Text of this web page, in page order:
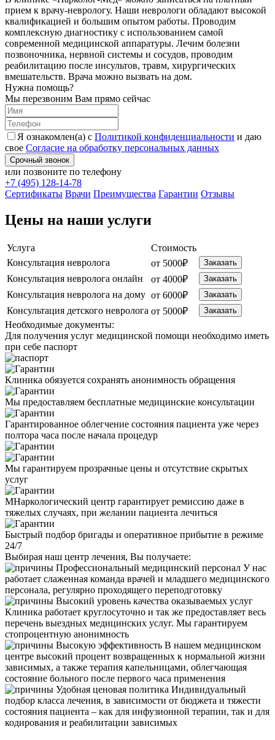
прием к врачу-неврологу. Наши неврологи обладают высокой
квалификацией и большим опытом работы. Проводим
комплексную диагностику с использованием самой
современной медицинской аппаратуры. Лечим болезни
позвоночника, нервной системы и сосудов, проводим
реабилитацию после инсультов, травм, хирургических
вмешательств. Врача можно вызвать на дом.
Нужна помощь?
Мы перезвоним Вам прямо сейчас
Я ознакомлен(а) с Политикой конфиденциальности и даю
свое Согласие на обработку персональных данных
Срочный звонок
или позвоните по телефону
+7 (495) 128-14-78
Cертификаты Врачи Преимущества Гарантии Отзывы
Цены на наши услуги
Услуга
Стоимость
Консультация невролога
от 5000₽ Заказать
Консультация невролога онлайн от 4000₽ Заказать
Консультация невролога на дому от 6000₽ Заказать
Консультация детского невролога от 5000₽ Заказать
Необходимые документы:
Для получения услуг медицинской помощи необходимо иметь
при себе паспорт
Клиника обязуется сохранять анонимность обращения
Мы предоставляем бесплатные медицинские консультации
Гарантированное облегчение состояния пациента уже через
полтора часа после начала процедур
Мы гарантируем прозрачные цены и отсутствие скрытых
услуг
МНаркологический центр гарантирует ремиссию даже в
тяжелых случаях, при желании пациента лечиться
Быстрый подбор бригады и оперативное прибытие в режиме
24/7
Выбирая наш центр лечения, Вы получаете:
Профессиональный медицинский персонал У нас
работает слаженная команда врачей и младшего медицинского
персонала, регулярно проходящего переподготовку
Высокий уровень качества оказываемых услуг
Клиника работает круглосуточно и так же предоставляет весь
перечень выездных медицинских услуг. Мы гарантируем
стопроцентную анонимность
Высокую эффективность В нашем медицинском
центре высокий процент возвращенных к нормальной жизни
зависимых, а также терапия капельницами, облегчающая
состояние больного после первого часа применения
Удобная ценовая политика Индивидуальный
подбор класса лечения, в зависимости от бюджета и тяжести
состояния пациента – как для инфузионной терапии, так и для
кодирования и реабилитации зависимых